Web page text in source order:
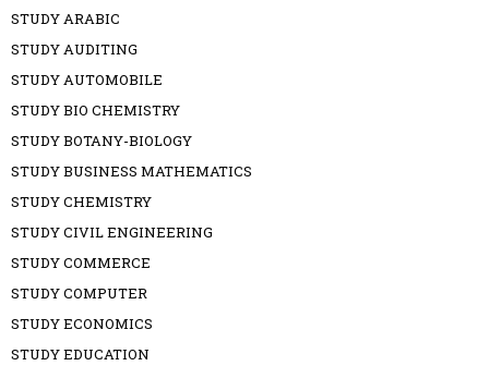
STUDY ARABIC
STUDY AUDITING
STUDY AUTOMOBILE
STUDY BIO CHEMISTRY
STUDY BOTANY-BIOLOGY
STUDY BUSINESS MATHEMATICS
STUDY CHEMISTRY
STUDY CIVIL ENGINEERING
STUDY COMMERCE
STUDY COMPUTER
STUDY ECONOMICS
STUDY EDUCATION